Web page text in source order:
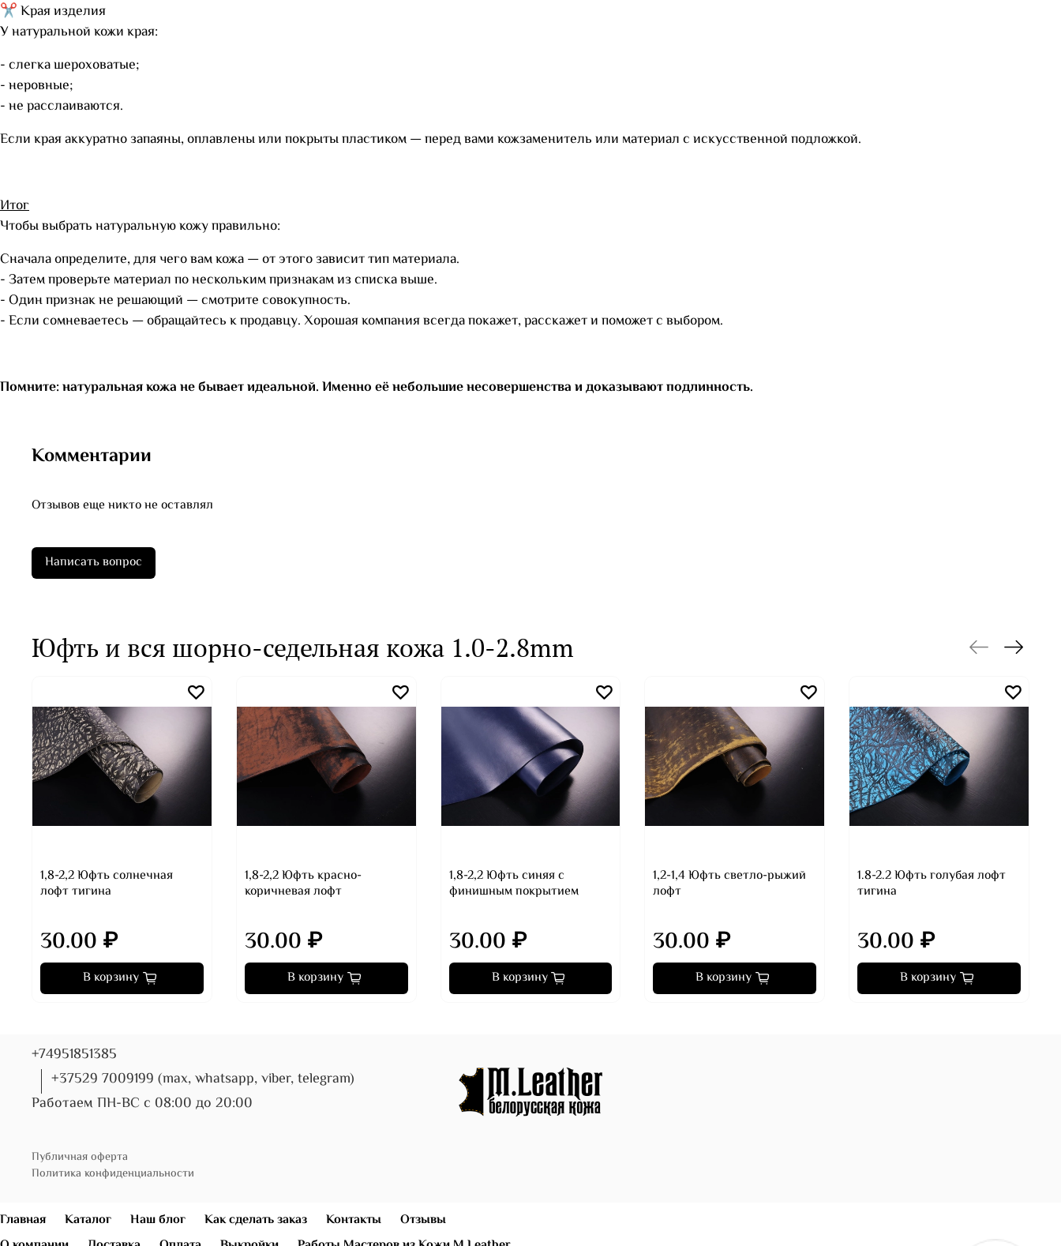
✂️ Края изделия
У натуральной кожи края:
- слегка шероховатые;
- неровные;
- не расслаиваются.
Если края аккуратно запаяны, оплавлены или покрыты пластиком — перед вами кожзаменитель или материал с искусственной подложкой.
Итог
Чтобы выбрать натуральную кожу правильно:
Сначала определите, для чего вам кожа — от этого зависит тип материала.
- Затем проверьте материал по нескольким признакам из списка выше.
- Один признак не решающий — смотрите совокупность.
- Если сомневаетесь — обращайтесь к продавцу. Хорошая компания всегда покажет, расскажет и поможет с выбором.
Помните: натуральная кожа не бывает идеальной. Именно её небольшие несовершенства и доказывают подлинность.
Комментарии
Отзывов еще никто не оставлял
Написать вопрос
Юфть и вся шорно-седельная кожа 1.0-2.8mm
1,8-2,2 Юфть солнечная
лофт тигина
30.00 ₽
В корзину
1,8-2,2 Юфть красно-
коричневая лофт
30.00 ₽
В корзину
1,8-2,2 Юфть синяя с
финишным покрытием
30.00 ₽
В корзину
1,2-1,4 Юфть светло-рыжий
лофт
30.00 ₽
В корзину
1.8-2.2 Юфть голубая лофт
тигина
30.00 ₽
В корзину
+74951851385
+37529 7009199 (max, whatsapp, viber, telegram)
Работаем ПН-ВС с 08:00 до 20:00
Публичная оферта
Политика конфиденциальности
Главная Каталог Наш блог Как сделать заказ Контакты
Отзывы